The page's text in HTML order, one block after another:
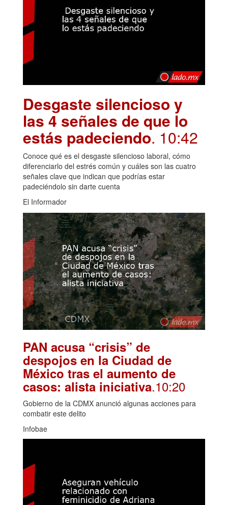
Desgaste silencioso y
las 4 señales de que lo
estás padeciendo. 10:42
Conoce qué es el desgaste silencioso laboral, cómo
diferenciarlo del estrés común y cuáles son las cuatro
señales clave que indican que podrías estar
padeciéndolo sin darte cuenta
El Informador
PAN acusa “crisis” de
despojos en la Ciudad de
México tras el aumento de
casos: alista iniciativa.10:20
Gobierno de la CDMX anunció algunas acciones para
combatir este delito
Infobae